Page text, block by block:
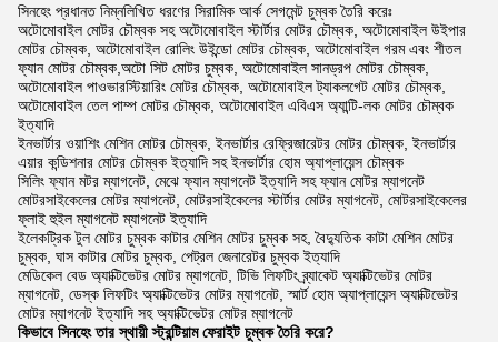
সিনহেং প্রধানত নিম্নলিখিত ধরণের সিরামিক আর্ক সেগমেন্ট চুম্বক তৈরি করেঃ
অটোমোবাইল মোটর চৌম্বক সহ অটোমোবাইল স্টার্টার মোটর চৌম্বক, অটোমোবাইল উইপার
মোটর চৌম্বক, অটোমোবাইল রোলিং উইন্ডো মোটর চৌম্বক, অটোমোবাইল গরম এবং শীতল
ফ্যান মোটর চৌম্বক,অটো সিট মোটর চুম্বক, অটোমোবাইল সানড্রপ মোটর চৌম্বক,
অটোমোবাইল পাওভারস্টিয়ারিং মোটর চৌম্বক, অটোমোবাইল ট্যাকলগেট মোটর চৌম্বক,
অটোমোবাইল তেল পাম্প মোটর চৌম্বক, অটোমোবাইল এবিএস অ্যান্টি-লক মোটর চৌম্বক
ইত্যাদি
ইনভার্টার ওয়াশিং মেশিন মোটর চৌম্বক, ইনভার্টার রেফ্রিজারেটর মোটর চৌম্বক, ইনভার্টার
এয়ার কন্ডিশনার মোটর চৌম্বক ইত্যাদি সহ ইনভার্টার হোম অ্যাপ্লায়েন্স চৌম্বক
সিলিং ফ্যান মটর ম্যাগনেট, মেঝে ফ্যান ম্যাগনেট ইত্যাদি সহ ফ্যান মোটর ম্যাগনেট
মোটরসাইকেলের মোটর ম্যাগনেট, মোটরসাইকেলের স্টার্টার মোটর ম্যাগনেট, মোটরসাইকেলের
ফ্লাই হুইল ম্যাগনেট ম্যাগনেট ইত্যাদি
ইলেকট্রিক টুল মোটর চুম্বক কাটার মেশিন মোটর চুম্বক সহ, বৈদ্যুতিক কাটা মেশিন মোটর
চুম্বক, ঘাস কাটার মোটর চুম্বক, পেট্রল জেনারেটর চুম্বক ইত্যাদি
মেডিকেল বেড অ্যাক্টিভেটর মোটর ম্যাগনেট, টিভি লিফটিং ব্র্যাকেট অ্যাক্টিভেটর মোটর
ম্যাগনেট, ডেস্ক লিফটিং অ্যাক্টিভেটর মোটর ম্যাগনেট, স্মার্ট হোম অ্যাপ্লায়েন্স অ্যাক্টিভেটর
মোটর ম্যাগনেট ইত্যাদি সহ অ্যাক্টিভেটর মোটর ম্যাগনেট
কিভাবে সিনহেং তার স্থায়ী স্ট্রন্টিয়াম ফেরাইট চুম্বক তৈরি করে?